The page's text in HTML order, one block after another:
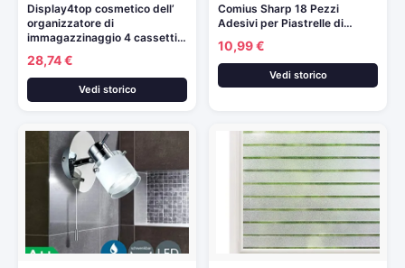
Display4top cosmetico dell’
organizzatore di
immagazzinaggio 4 cassetti…
28,74 €
Vedi storico
Comius Sharp 18 Pezzi
Adesivi per Piastrelle di…
10,99 €
Vedi storico